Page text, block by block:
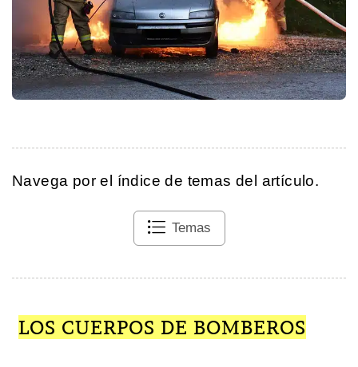
Navega por el índice de temas del artículo.
Temas
LOS CUERPOS DE BOMBEROS